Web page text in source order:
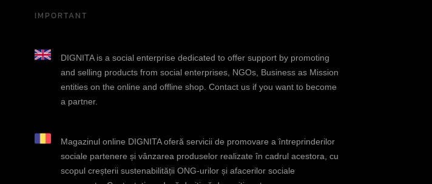
IMPORTANT
DIGNITA is a social enterprise dedicated to offer support by promoting
and selling products from social enterprises, NGOs, Business as Mission
entities on the online and offline shop. Contact us if you want to become
a partner.
Magazinul online DIGNITA oferă servicii de promovare a întreprinderilor
sociale partenere și vânzarea produselor realizate în cadrul acestora, cu
scopul creșterii sustenabilității ONG-urilor și afacerilor sociale